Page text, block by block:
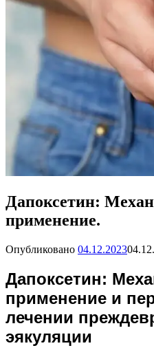
Дапоксетин:
применение.
Опубликовано 04.12.2023
Дапоксетин:
применение и
лечении
эякуляции